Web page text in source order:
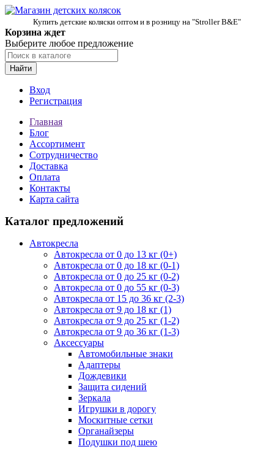
Купить детские коляски оптом и в розницу на "Stroller B&E"
Корзина ждет
Выберите любое предложение
Найти
Вход
Регистрация
Главная
Блог
Ассортимент
Сотрудничество
Доставка
Оплата
Контакты
Карта сайта
Каталог предложений
Автокресла
Автокресла от 0 до 13 кг (0+)
Автокресла от 0 до 18 кг (0-1)
Автокресла от 0 до 25 кг (0-2)
Автокресла от 0 до 55 кг (0-3)
Автокресла от 15 до 36 кг (2-3)
Автокресла от 9 до 18 кг (1)
Автокресла от 9 до 25 кг (1-2)
Автокресла от 9 до 36 кг (1-3)
Аксессуары
Автомобильные знаки
Адаптеры
Дождевики
Защита сидений
Зеркала
Игрушки в дорогу
Москитные сетки
Органайзеры
Подушки под шею